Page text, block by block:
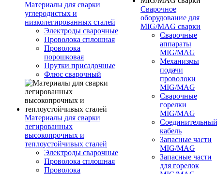
Материалы для сварки
углеродистых и
низколегированных сталей
Электроды сварочные
Проволока сплошная
Проволока
порошковая
Прутки присадочные
Флюс сварочный
Материалы для сварки
легированных
высокопрочных и
теплоустойчивых сталей
Электроды сварочные
Проволока сплошная
Проволока
Сварочное
оборудование для
MIG/MAG сварки
Сварочные
аппараты
MIG/MAG
Механизмы
подачи
проволоки
MIG/MAG
Сварочные
горелки
MIG/MAG
Соединительный
кабель
Запасные части
MIG/MAG
Запасные части
для горелок